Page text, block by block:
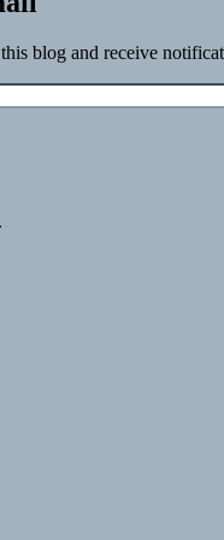
blog and receive